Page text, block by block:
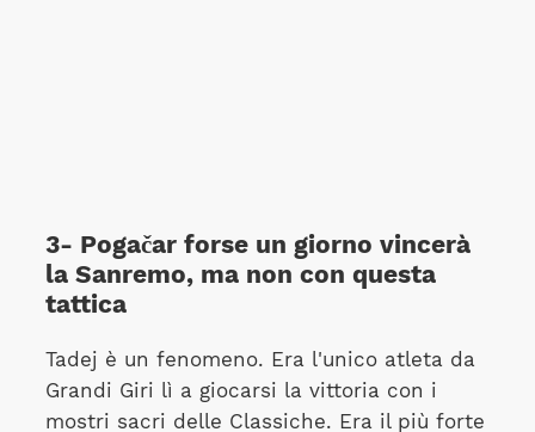
3- Pogačar forse un giorno vincerà
la Sanremo, ma non con questa
tattica
Tadej è un fenomeno. Era l'unico atleta da
Grandi Giri lì a giocarsi la vittoria con i
mostri sacri delle Classiche. Era il più forte